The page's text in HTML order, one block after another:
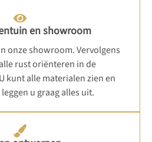
en showroom
onze showroom. Vervolgens
rust oriënteren in de
kunt alle materialen zien en
u graag alles uit.